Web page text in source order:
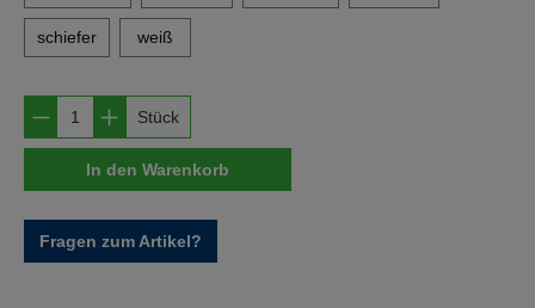
schiefer weiß
Produkt Anzahl: Gib den gewünschten
Stück
In den Warenkorb
Fragen zum Artikel?